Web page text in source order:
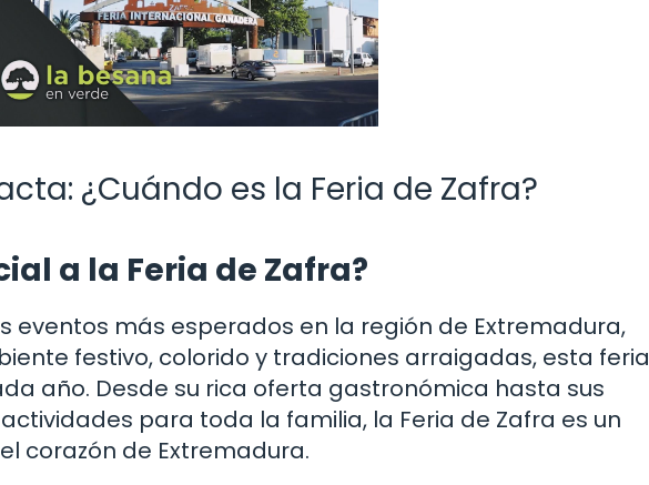
¿Cuándo es la Feria de Zafra?
a la Feria de Zafra?
eventos más esperados en la región de Extremadura,
festivo, colorido y tradiciones arraigadas, esta feria
año. Desde su rica oferta gastronómica hasta sus
para toda la familia, la Feria de Zafra es un
corazón de Extremadura.